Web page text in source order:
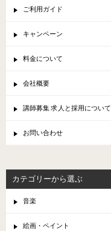
ご利用ガイド
キャンペーン
料金について
会社概要
講師募集 求人と採用について
お問い合わせ
カテゴリーから選ぶ
音楽
絵画・ペイント